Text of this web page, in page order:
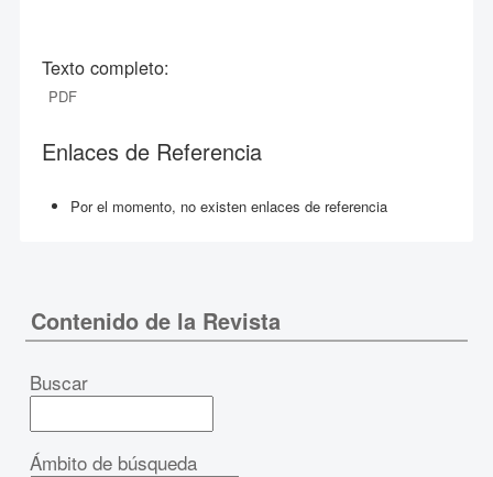
Texto completo:
PDF
Enlaces de Referencia
Por el momento, no existen enlaces de referencia
Contenido de la Revista
Buscar
Ámbito de búsqueda